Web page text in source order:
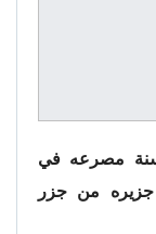
مهاجر مغربي يبلغ من العمر 45 سنة مصرعه في
جزيره من جزر